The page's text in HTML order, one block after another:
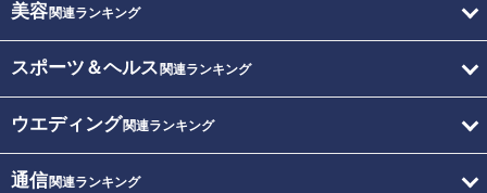
美容関連ランキング
スポーツ＆ヘルス 関連ランキング
ウエディング関連ランキング
通信関連ランキング